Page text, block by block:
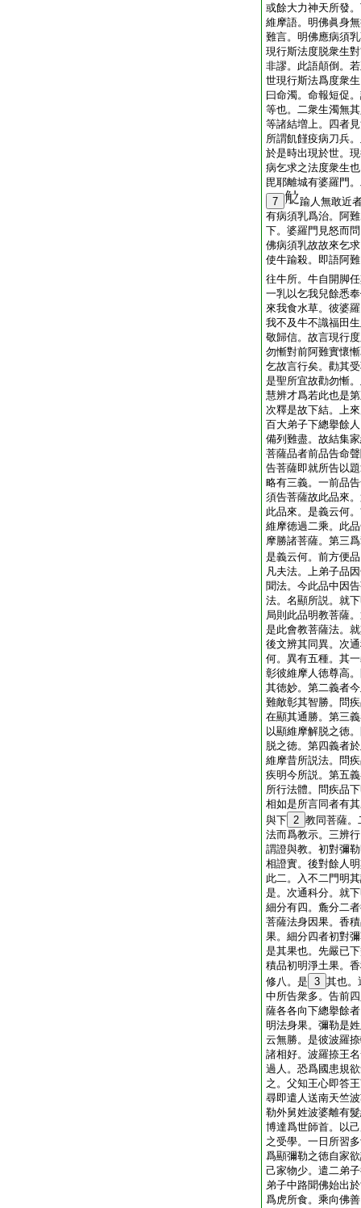
或餘大力神天所發
維摩語。明佛眞身
難言。明佛應病須
現行斯法度脱衆生
非謬。此語顛倒。
世現行斯法爲度衆
曰命濁。命報短促
等也。二衆生濁無
等諸結増上。四者
所謂飢饉疫病刀兵
於是時出現於世。
病乞求之法度衆生
毘耶離城有婆羅門
7
踰人無敢近
有病須乳爲治。阿
下。婆羅門見怒而
佛病須乳故故來乞
使牛踰殺。即語阿
往牛所。牛自開脚
一乳以乞我兒餘悉
來我食水草。彼婆
我不及牛不識福田
敬歸信。故言現行
勿慚對前阿難實懷
乞故言行矣。勸其
是聖所宜故勸勿慚
慧辨才爲若此也是
次釋是故下結。上
百大弟子下總擧餘
備列難盡。故結集
菩薩品者前品告命
告菩薩即就所告以
略有三義。一前品
須告菩薩故此品來
此品來。是義云何
維摩徳過二乘。此
摩勝諸菩薩。第三
是義云何。前方便
凡夫法。上弟子品
聞法。今此品中因
法。名顯所説。就
局則此品明教菩薩
是此會教菩薩法。
後文辨其同異。次
何。異有五種。其
彰彼維摩人徳尊高
其徳妙。第二義者
難敵彰其智勝。問
在顯其通勝。第三
以顯維摩解脱之徳
脱之徳。第四義者
維摩昔所説法。問
疾明今所説。第五
所行法體。問疾品
相如是所言同者有
與下 2 教同菩薩。
法而爲教示。三辨
謂證與教。初對彌
相證實。後對餘人
此二。入不二門明
是。次通科分。就
細分有四。麁分二
菩薩法身因果。香
果。細分四者初對
是其果也。先嚴已
積品初明淨土果。
修八。是 3 其也。
中所告衆多。告前
薩各各向下總擧餘
明法身果。彌勒是
云無勝。是彼波羅
諸相好。波羅捺王
過人。恐爲國患規
之。父知王心即答
尋即遣人送南天竺
勒外舅姓波婆離有
博達爲世師首。以
之受學。一日所習
爲顯彌勒之徳自家
己家物少。遣二弟
弟子中路聞佛始出
爲虎所食。乘向佛